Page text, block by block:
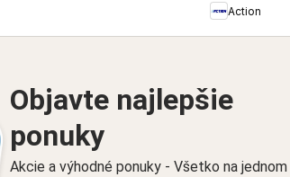
Action
Objavte najlepšie
ponuky
Akcie a výhodné ponuky - Všetko na jednom